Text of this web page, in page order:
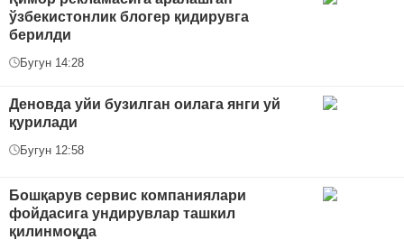
ўзбекистонлик блогер қидирувга
берилди
Бугун 14:28
Деновда уйи бузилган оилага янги уй
қурилади
Бугун 12:58
Бошқарув сервис компаниялари
фойдасига ундирувлар ташкил
қилинмоқда